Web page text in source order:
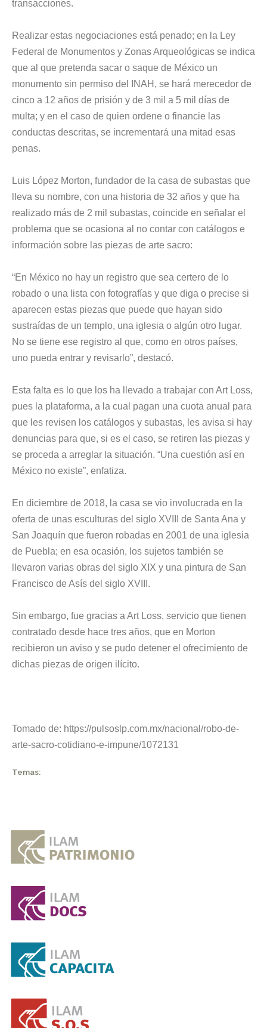
transacciones.
Realizar estas negociaciones está penado; en la Ley
Federal de Monumentos y Zonas Arqueológicas se indica
que al que pretenda sacar o saque de México un
monumento sin permiso del INAH, se hará merecedor de
cinco a 12 años de prisión y de 3 mil a 5 mil días de
multa; y en el caso de quien ordene o financie las
conductas descritas, se incrementará una mitad esas
penas.
Luis López Morton, fundador de la casa de subastas que
lleva su nombre, con una historia de 32 años y que ha
realizado más de 2 mil subastas, coincide en señalar el
problema que se ocasiona al no contar con catálogos e
información sobre las piezas de arte sacro:
“En México no hay un registro que sea certero de lo
robado o una lista con fotografías y que diga o precise si
aparecen estas piezas que puede que hayan sido
sustraídas de un templo, una iglesia o algún otro lugar.
No se tiene ese registro al que, como en otros países,
uno pueda entrar y revisarlo”, destacó.
Esta falta es lo que los ha llevado a trabajar con Art Loss,
pues la plataforma, a la cual pagan una cuota anual para
que les revisen los catálogos y subastas, les avisa si hay
denuncias para que, si es el caso, se retiren las piezas y
se proceda a arreglar la situación. “Una cuestión así en
México no existe”, enfatiza.
En diciembre de 2018, la casa se vio involucrada en la
oferta de unas esculturas del siglo XVIII de Santa Ana y
San Joaquín que fueron robadas en 2001 de una iglesia
de Puebla; en esa ocasión, los sujetos también se
llevaron varias obras del siglo XIX y una pintura de San
Francisco de Asís del siglo XVIII.
Sin embargo, fue gracias a Art Loss, servicio que tienen
contratado desde hace tres años, que en Morton
recibieron un aviso y se pudo detener el ofrecimiento de
dichas piezas de origen ilícito.
Tomado de: https://pulsoslp.com.mx/nacional/robo-de-
arte-sacro-cotidiano-e-impune/1072131
Temas: